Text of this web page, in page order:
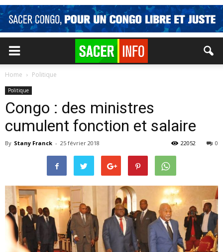
Home Politique
Politique
Congo : des ministres
cumulent fonction et salaire
By Stany Franck - 25 février 2018 0
22052